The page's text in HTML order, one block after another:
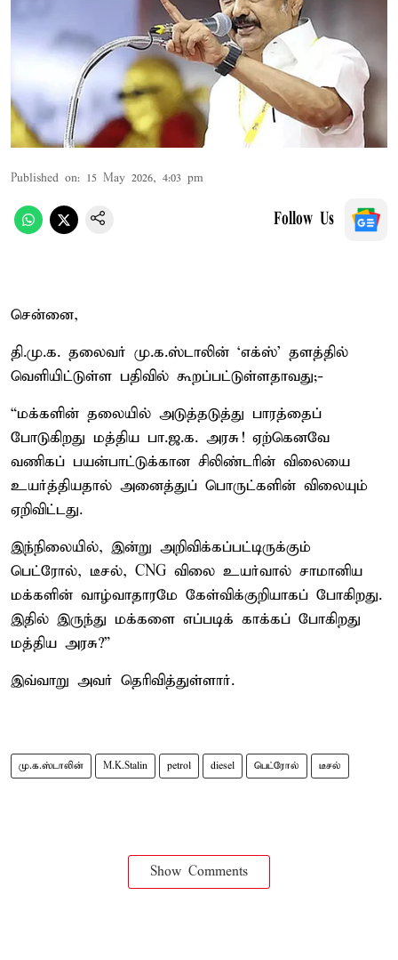
Published on: 15 May 2026, 4:03 pm
Follow Us
சென்னை,
தி.மு.க. தலைவர் மு.க.ஸ்டாலின் ‘எக்ஸ்’ தளத்தில்
வெளியிட்டுள்ள பதிவில் கூறப்பட்டுள்ளதாவது;-
“மக்களின் தலையில் அடுத்தடுத்து பாரத்தைப்
போடுகிறது மத்திய பா.ஜ.க. அரசு! ஏற்கெனவே
வணிகப் பயன்பாட்டுக்கான சிலிண்டரின் விலையை
உயர்த்தியதால் அனைத்துப் பொருட்களின் விலையும்
ஏறிவிட்டது.
இந்நிலையில், இன்று அறிவிக்கப்பட்டிருக்கும்
பெட்ரோல், டீசல், CNG விலை உயர்வால் சாமானிய
மக்களின் வாழ்வாதாரமே கேள்விக்குறியாகப் போகிறது.
இதில் இருந்து மக்களை எப்படிக் காக்கப் போகிறது
மத்திய அரசு?”
இவ்வாறு அவர் தெரிவித்துள்ளார்.
மு.க.ஸ்டாலின் M.K.Stalin petrol diesel பெட்ரோல் டீசல்
Show Comments